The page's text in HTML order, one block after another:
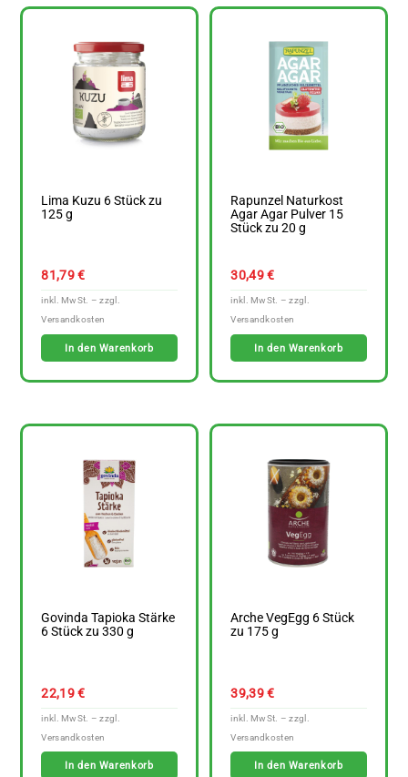
Lima Kuzu 6 Stück zu
125 g
81,79€
In den Warenkorb
Rapunzel Naturkost
Agar Agar Pulver 15
Stück zu 20 g
30,49€
In den Warenkorb
Govinda Tapioka Stärke
6 Stück zu 330 g
22,19€
In den Warenkorb
Arche VegEgg 6 Stück
zu 175 g
39,39€
In den Warenkorb